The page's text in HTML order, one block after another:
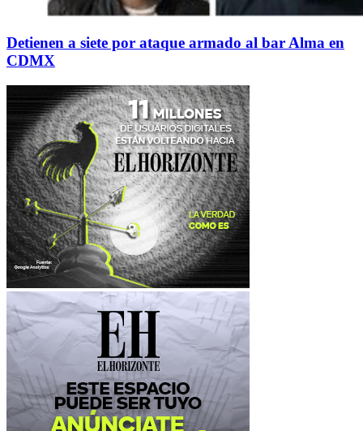
Detienen a siete por ataque armado al bar Alma en
CDMX